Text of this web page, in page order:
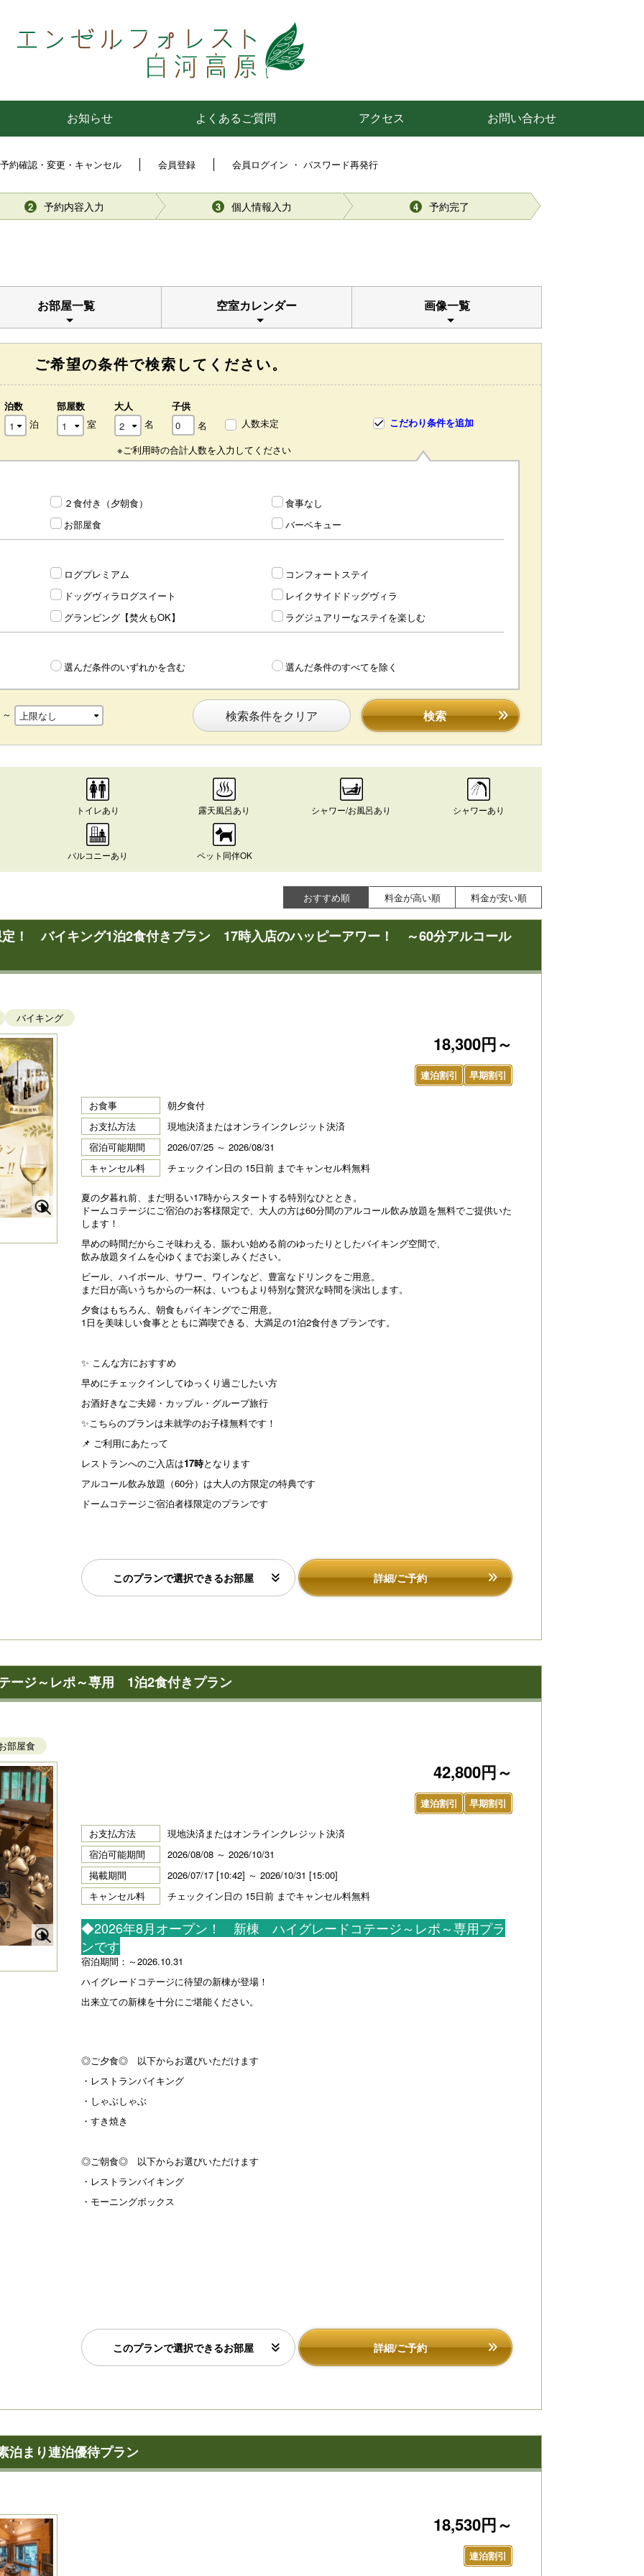
お知らせ よくあるご質問 アクセス お問い合わせ
予約確認・変更・キャンセル 会員登録 会員ログイン ・ パスワード再発行
2 予約内容入力 3 個人情報入力 4 予約完了
お部屋一覧 空室カレンダー 画像一覧
ご希望の条件で検索してください。
泊数
泊
部屋数
室
大人
名
子供
名
人数未定
※ご利用時の合計人数を入力してください
こだわり条件を追加
２食付き（夕朝食）
食事なし
お部屋食 バーベキュー
ログプレミアム
コンフォートステイ
ドッグヴィラログスイート
レイクサイドドッグヴィラ
グランピング【焚火もOK】 ラグジュアリーなステイを楽しむ
選んだ条件のいずれかを含む 選んだ条件のすべてを除く
～ 検索条件をクリア 検索
トイレあり 露天風呂あり シャワー/お風呂あり シャワーあり
バルコニーあり ペット同伴OK
おすすめ順 料金が高い順 料金が安い順
定！ バイキング1泊2食付きプラン 17時入店のハッピーアワー！ ～60分アルコール
バイキング
e
18,300円～
連泊割引 早期割引
お食事
朝夕食付
お支払方法
現地決済またはオンラインクレジット決済
宿泊可能期間
2026/07/25 ～ 2026/08/31
キャンセル料
チェックイン日の 15日前 までキャンセル料無料
夏の夕暮れ前、まだ明るい17時からスタートする特別なひととき。
ドームコテージにご宿泊のお客様限定で、大人の方は60分間のアルコール飲み放題を無料でご提供いた
します！
早めの時間だからこそ味わえる、賑わい始める前のゆったりとしたバイキング空間で、
飲み放題タイムを心ゆくまでお楽しみください。
ビール、ハイボール、サワー、ワインなど、豊富なドリンクをご用意。
まだ日が高いうちからの一杯は、いつもより特別な贅沢な時間を演出します。
夕食はもちろん、朝食もバイキングでご用意。
1日を美味しい食事とともに満喫できる、大満足の1泊2食付きプランです。
✨ こんな方におすすめ
早めにチェックインしてゆっくり過ごしたい方
お酒好きなご夫婦・カップル・グループ旅行
✨こちらのプランは未就学のお子様無料です！
📌 ご利用にあたって
レストランへのご入店は17時となります
アルコール飲み放題（60分）は大人の方限定の特典です
ドームコテージご宿泊者様限定のプランです
詳細/ご予約
このプランで選択できるお部屋
ージ～レポ～専用 1泊2食付きプラン
部屋食
ハイグレードコテージ レポ_外観
e
42,800円～
連泊割引 早期割引
お支払方法
現地決済またはオンラインクレジット決済
宿泊可能期間
2026/08/08 ～ 2026/10/31
掲載期間
2026/07/17 [10:42] ～ 2026/10/31 [15:00]
キャンセル料
チェックイン日の 15日前 までキャンセル料無料
◆2026年8月オープン！ 新棟 ハイグレードコテージ～レポ～専用プラ
ンです
宿泊期間：～2026.10.31
ハイグレードコテージに待望の新棟が登場！
出来立ての新棟を十分にご堪能ください。
◎ご夕食◎ 以下からお選びいただけます
・レストランバイキング
・しゃぶしゃぶ
・すき焼き
◎ご朝食◎ 以下からお選びいただけます
・レストランバイキング
・モーニングボックス
詳細/ご予約
このプランで選択できるお部屋
泊まり連泊優待プラン
18,530円～
連泊割引